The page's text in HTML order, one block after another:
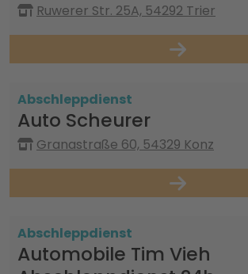
Ruwerer Str. 25A, 54292 Trier
Abschleppdienst
Auto Scheurer
Granastraße 60, 54329 Konz
Abschleppdienst
Automobile Tim Vieh